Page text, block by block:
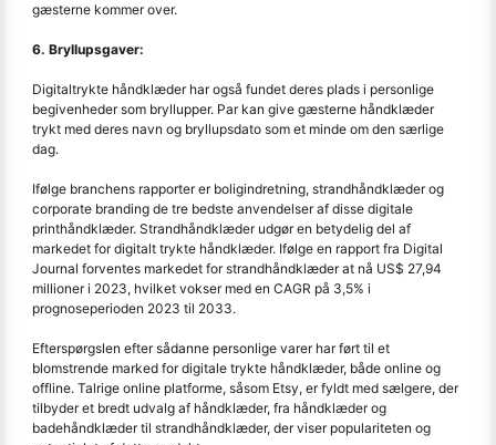
gæsterne kommer over.
6. Bryllupsgaver:
Digitaltrykte håndklæder har også fundet deres plads i personlige
begivenheder som bryllupper. Par kan give gæsterne håndklæder
trykt med deres navn og bryllupsdato som et minde om den særlige
dag.
Ifølge branchens rapporter er boligindretning, strandhåndklæder og
corporate branding de tre bedste anvendelser af disse digitale
printhåndklæder. Strandhåndklæder udgør en betydelig del af
markedet for digitalt trykte håndklæder. Ifølge en rapport fra Digital
Journal forventes markedet for strandhåndklæder at nå US$ 27,94
millioner i 2023, hvilket vokser med en CAGR på 3,5% i
prognoseperioden 2023 til 2033.
Efterspørgslen efter sådanne personlige varer har ført til et
blomstrende marked for digitale trykte håndklæder, både online og
offline. Talrige online platforme, såsom Etsy, er fyldt med sælgere, der
tilbyder et bredt udvalg af håndklæder, fra håndklæder og
badehåndklæder til strandhåndklæder, der viser populariteten og